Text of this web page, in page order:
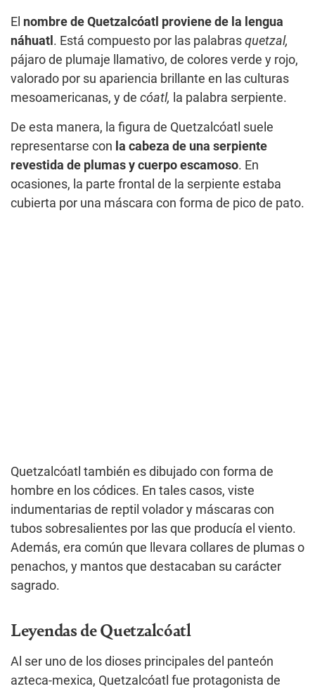
El nombre de Quetzalcóatl proviene de la lengua
náhuatl . Está compuesto por las palabras quetzal,
pájaro de plumaje llamativo, de colores verde y rojo,
valorado por su apariencia brillante en las culturas
mesoamericanas, y de cóatl, la palabra serpiente.
De esta manera, la figura de Quetzalcóatl suele
representarse con la cabeza de una serpiente
revestida de plumas y cuerpo escamoso. En
ocasiones, la parte frontal de la serpiente estaba
cubierta por una máscara con forma de pico de pato.
Quetzalcóatl también es dibujado con forma de
hombre en los códices. En tales casos, viste
indumentarias de reptil volador y máscaras con
tubos sobresalientes por las que producía el viento.
Además, era común que llevara collares de plumas o
penachos, y mantos que destacaban su carácter
sagrado.
Leyendas de Quetzalcóatl
Al ser uno de los dioses principales del panteón
azteca-mexica, Quetzalcóatl fue protagonista de